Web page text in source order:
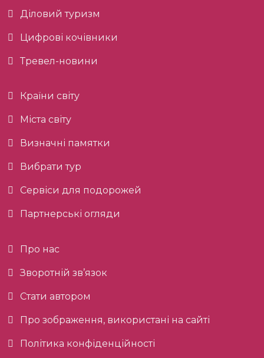
Діловий туризм
Цифрові кочівники
Тревел-новини
Країни світу
Міста світу
Визначні памятки
Вибрати тур
Сервіси для подорожей
Партнерські огляди
Про нас
Зворотній зв’язок
Стати автором
Про зображення, використані на сайті
Політика конфіденційності